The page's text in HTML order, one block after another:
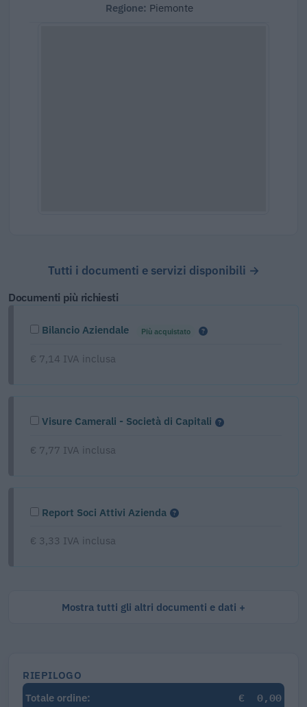
Regione: Piemonte
Tutti i documenti e servizi disponibili →
Documenti più richiesti
Bilancio Aziendale Più acquistato
€ 7,14 IVA inclusa
Visure Camerali - Società di Capitali
€ 7,77 IVA inclusa
Report Soci Attivi Azienda
€ 3,33 IVA inclusa
Mostra tutti gli altri documenti e dati
RIEPILOGO
Totale ordine:
€ 0,00